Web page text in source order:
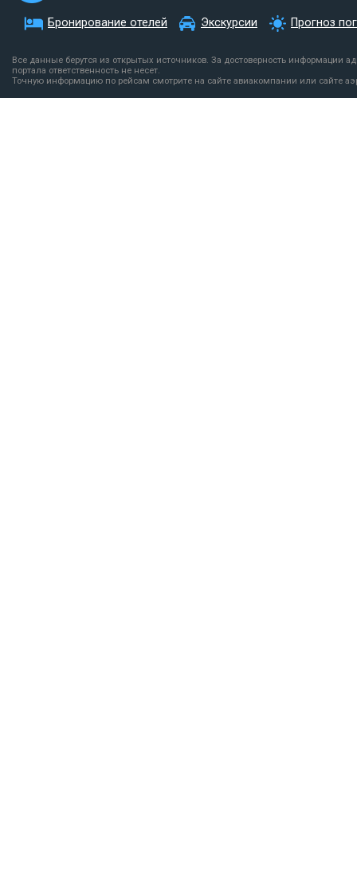
Бронирование отелей Экскурсии Прогноз
Все данные берутся из открытых источников. За достоверность информации
портала ответственность не несет.
Точную информацию по рейсам смотрите на сайте авиакомпании или сайте